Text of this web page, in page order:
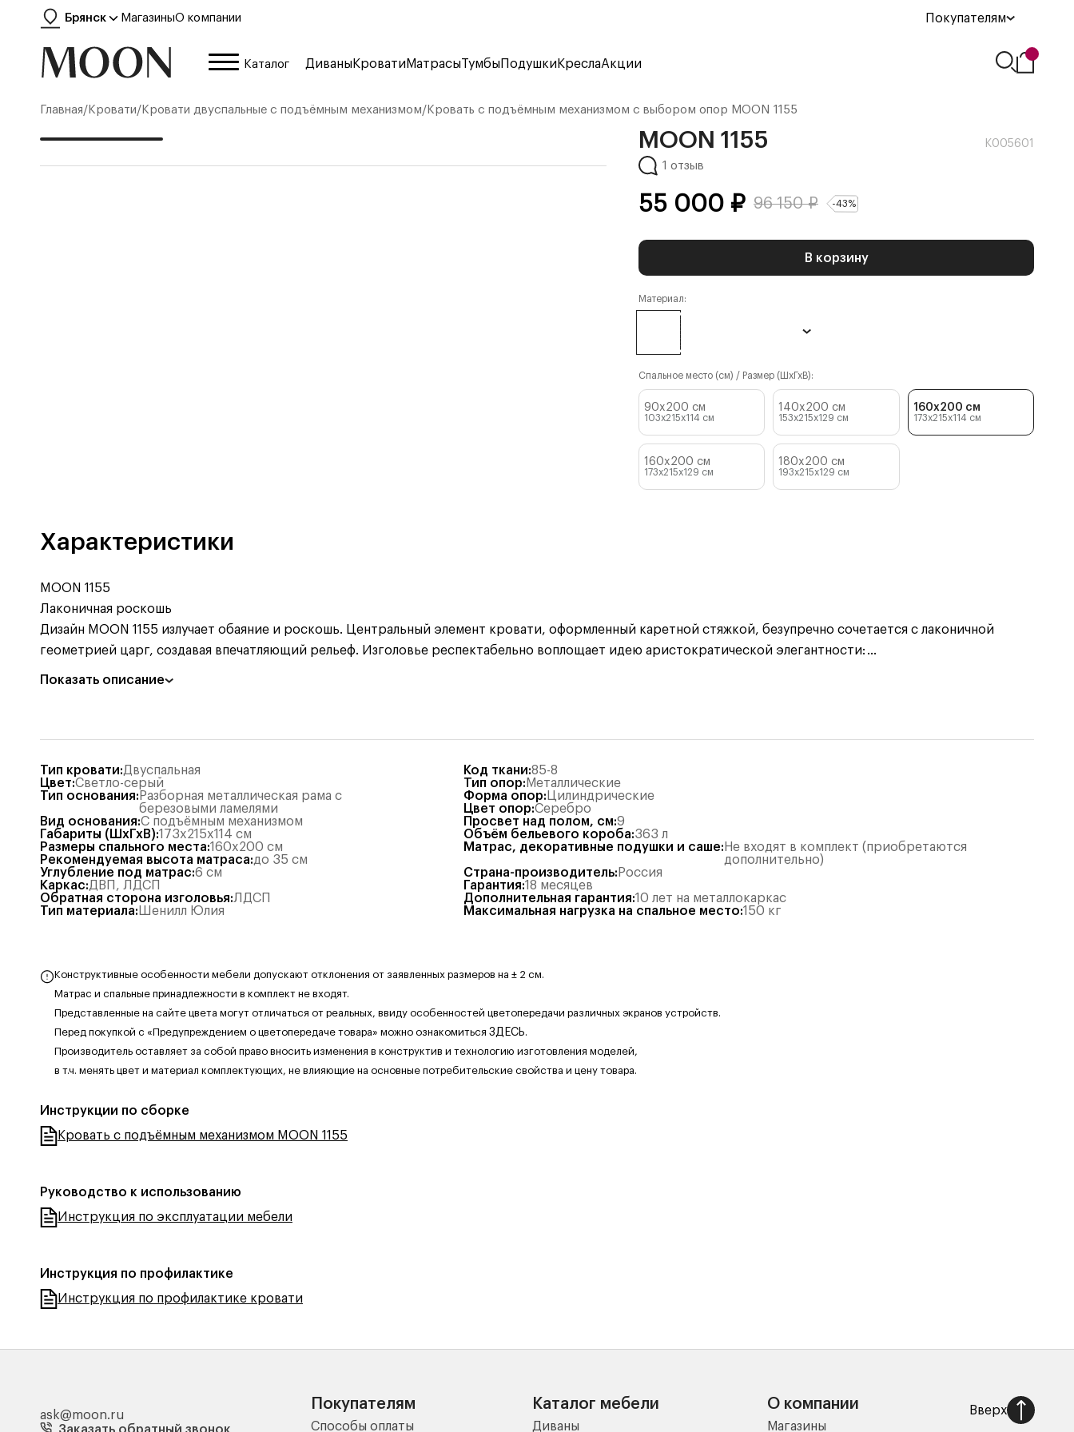
Брянск МагазиныО компании Покупателям
Каталог ДиваныКроватиМатрасыТумбыПодушкиКреслаАкции
Главная/ Кровати/ Кровати двуспальные с подъёмным механизмом/ Кровать с подъёмным механизмом с выбором опор MOON 1155
MOON 1155 К005601
1 отзыв
55 000 ₽ 96 150₽ -43%
В корзину
Материал:
Спальное место (см) / Размер (ШхГхВ):
90x200 см
103x215x114 см
140x200 см
153x215x129 см
160x200 см
173x215x114 см
160x200 см
173x215x129 см
180x200 см
193x215x129 см
Характеристики
MOON 1155
Лаконичная роскошь
Дизайн MOON 1155 излучает обаяние и роскошь. Центральный элемент кровати, оформленный каретной стяжкой, безупречно сочетается с лаконичной
геометрией царг, создавая впечатляющий рельеф. Изголовье респектабельно воплощает идею аристократической элегантности: ...
Показать описание
Тип кровати:Двуспальная
Цвет:Светло-серый
Тип основания: Разборная металлическая рама с
березовыми ламелями
Вид основания:С подъёмным механизмом
Габариты (ШхГхВ):173x215x114 см
Размеры спального места:160x200 см
Рекомендуемая высота матраса:до 35 см
Углубление под матрас:6 см
Каркас:ДВП , ЛДСП
Обратная сторона изголовья:ЛДСП
Тип материала: Шенилл Юлия
Код ткани:85-8
Тип опор: Металлические
Форма опор: Цилиндрические
Цвет опор:Серебро
Просвет над полом, см:9
Объём бельевого короба:363 л
Матрас, декоративные подушки и саше: Не входят в комплект (приобретаются
дополнительно)
Страна-производитель: Россия
Гарантия:18 месяцев
Дополнительная гарантия:10 лет на металлокаркас
Максимальная нагрузка на спальное место:150 кг
Конструктивные особенности мебели допускают отклонения от заявленных размеров на ± 2 см.
Матрас и спальные принадлежности в комплект не входят.
Представленные на сайте цвета могут отличаться от реальных, ввиду особенностей цветопередачи различных экранов устройств.
Перед покупкой с «Предупреждением о цветопередаче товара» можно ознакомиться ЗДЕСЬ.
Производитель оставляет за собой право вносить изменения в конструктив и технологию изготовления моделей,
в т.ч. менять цвет и материал комплектующих, не влияющие на основные потребительские свойства и цену товара.
Инструкции по сборке
Кровать с подъёмным механизмом MOON 1155
Руководство к использованию
Инструкция по эксплуатации мебели
Инструкция по профилактике
Инструкция по профилактике кровати
ask@moon.ru
Покупателям
Способы оплаты
Каталог мебели
Диваны
О компании
Магазины
Вверх